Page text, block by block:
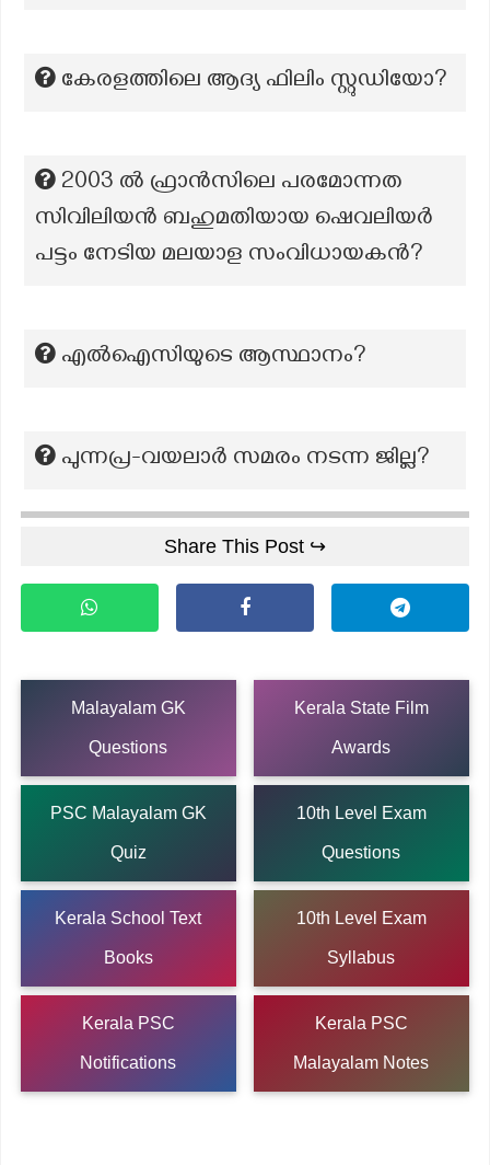
കേരളത്തിലെ ആദ്യ ഫിലിം സ്റ്റുഡിയോ?
2003 ല്‍ ഫ്രാന്‍സിലെ പരമോന്നത
സിവിലിയന്‍ ബഹുമതിയായ ഷെവലിയര്‍
പട്ടം നേടിയ മലയാള സംവിധായകന്‍?
എൽഐസിയുടെ ആസ്ഥാനം?
പുന്നപ്ര-വയലാർ സമരം നടന്ന ജില്ല?
Share This Post ↪
Malayalam GK
Questions
Kerala State Film
Awards
PSC Malayalam GK
Quiz
10th Level Exam
Questions
Kerala School Text
Books
10th Level Exam
Syllabus
Kerala PSC
Notifications
Kerala PSC
Malayalam Notes